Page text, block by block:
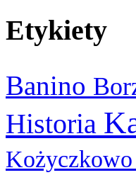
Etykiety
Banino
Historia
Kożyczkowo